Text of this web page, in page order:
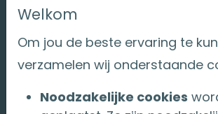
Bereken je
Als je aanvullend pensioen
koopsom aftrekken bij je
Welkom
Om jou de beste ervaring te
verzamelen wij onderstaande
Noodzakelijke cookies